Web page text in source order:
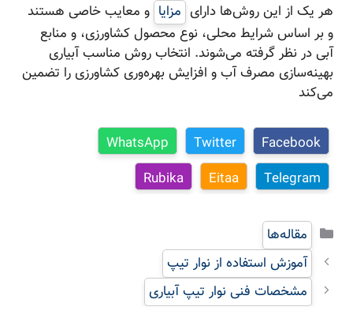
هر یک از این روش‌ها دارای مزایا و معایب خاصی هستند
و بر اساس شرایط محلی، نوع محصول کشاورزی، و منابع
آبی در نظر گرفته می‌شوند. انتخاب روش مناسب آبیاری
بهینه‌سازی مصرف آب و افزایش بهره‌وری کشاورزی را تضمین
می‌کند
Facebook
Twitter
WhatsApp
Telegram
Eitaa
Rubika
دسته‌ها
مقاله‌ها
آموزش استفاده از نوار تیپ
مشخصات فنی نوار تیپ آبیاری